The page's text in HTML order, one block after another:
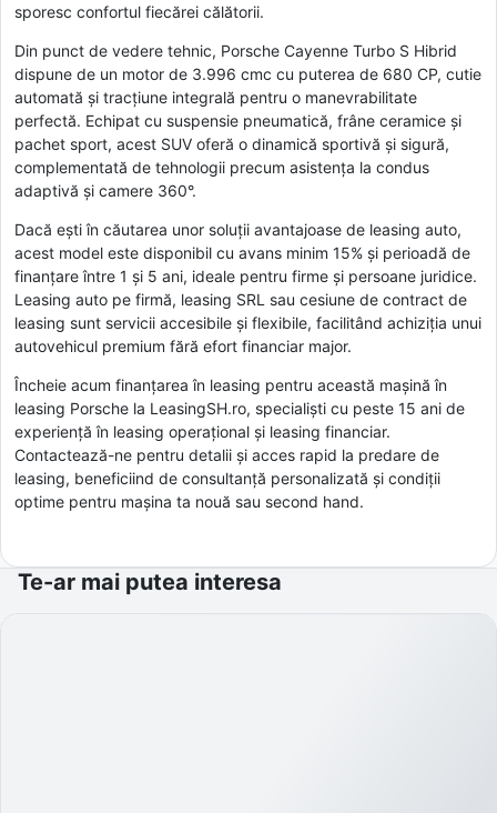
sporesc confortul fiecărei călătorii.
Din punct de vedere tehnic, Porsche Cayenne Turbo S Hibrid
dispune de un motor de 3.996 cmc cu puterea de 680 CP, cutie
automată și tracțiune integrală pentru o manevrabilitate
perfectă. Echipat cu suspensie pneumatică, frâne ceramice și
pachet sport, acest SUV oferă o dinamică sportivă și sigură,
complementată de tehnologii precum asistența la condus
adaptivă și camere 360°.
Dacă ești în căutarea unor soluții avantajoase de leasing auto,
acest model este disponibil cu avans minim 15% și perioadă de
finanțare între 1 și 5 ani, ideale pentru firme și persoane juridice.
Leasing auto pe firmă, leasing SRL sau cesiune de contract de
leasing sunt servicii accesibile și flexibile, facilitând achiziția unui
autovehicul premium fără efort financiar major.
Încheie acum finanțarea în leasing pentru această mașină în
leasing Porsche la LeasingSH.ro, specialiști cu peste 15 ani de
experiență în leasing operațional și leasing financiar.
Contactează-ne pentru detalii și acces rapid la predare de
leasing, beneficiind de consultanță personalizată și condiții
optime pentru mașina ta nouă sau second hand.
Te-ar mai putea interesa